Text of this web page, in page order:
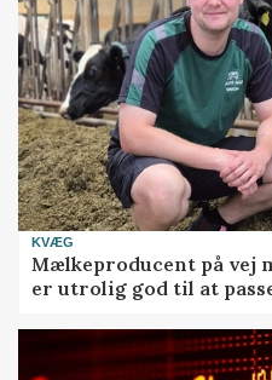
KVÆG
Mælkeproducent på vej
er utrolig god til at